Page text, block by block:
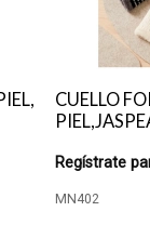
CUELLO
Regístrate
MN402